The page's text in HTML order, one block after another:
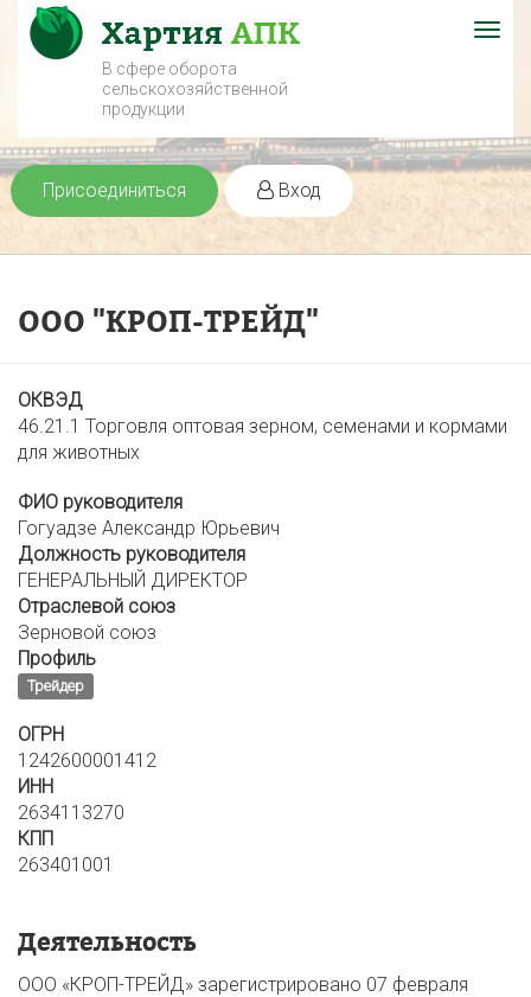
В сфере оборота
сельскохозяйственной
продукции
Присоединиться Вход
ООО "КРОП-ТРЕЙД"
ОКВЭД
46.21.1 Торговля оптовая зерном, семенами и кормами
для животных
ФИО руководителя
Гогуадзе Александр Юрьевич
Должность руководителя
ГЕНЕРАЛЬНЫЙ ДИРЕКТОР
Отраслевой союз
Зерновой союз
Профиль
Трейдер
ОГРН
1242600001412
ИНН
2634113270
КПП
263401001
Деятельность
ООО «КРОП-ТРЕЙД» зарегистрировано 07 февраля